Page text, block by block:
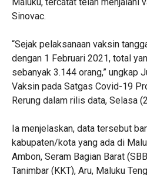
Sinovac.
“Sejak pelaksanaan vaksin
dengan 1 Februari 2021, total
sebanyak 3.144 orang,” ungkap
Vaksin pada Satgas Covid-19
Rerung dalam rilis data, Selasa
Ia menjelaskan, data tersebut
kabupaten/kota yang ada di
Ambon, Seram Bagian Barat
Tanimbar (KKT), Aru, Maluku